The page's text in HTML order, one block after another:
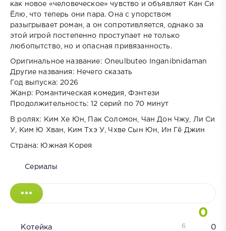
как новое «человеческое» чувство и объявляет Кан Си
Ёлю, что теперь они пара. Она с упорством
разыгрывает роман, а он сопротивляется, однако за
этой игрой постепенно проступает не только
любопытство, но и опасная привязанность.
Оригинальное название: Oneulbuteo Inganibnidaman
Другие названия: Нечего сказать
Год выпуска: 2026
Жанр: Романтическая комедия, Фэнтези
Продолжительность: 12 серий по 70 минут
В ролях: Ким Хе Юн, Пак Соломон, Чан Дон Чжу, Ли Си
У, Ким Ю Хван, Ким Тхэ У, Чхве Сын Юн, Ин Гё Джин
Страна: Южная Корея
Сериалы
0
Котейка 0
6